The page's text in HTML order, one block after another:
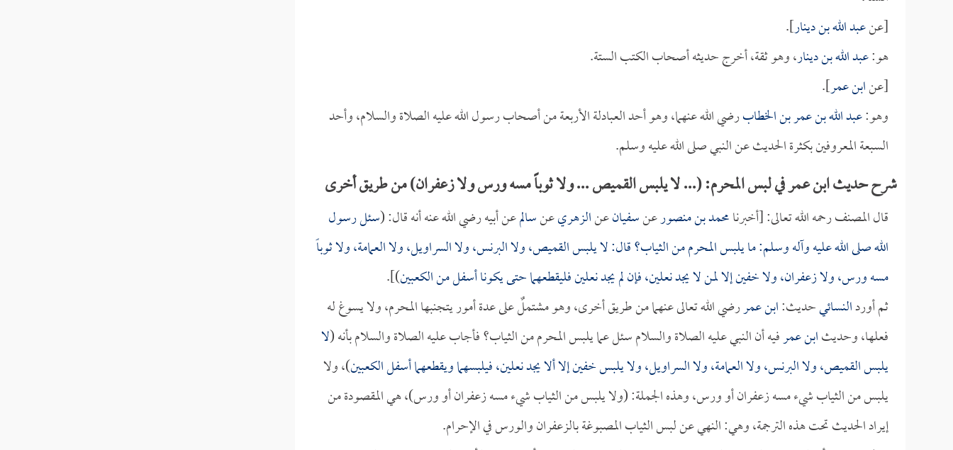
[عنعبد الله بن دينار].
هو:عبد الله بن دينار، وهو ثقة، أخرج حديثه أصحاب الكتب الستة.
[عنابن عمر].
وهو:عبد الله بن عمر بن الخطابرضي الله عنهما، وهو أحد العبادلة الأربعة من أصحاب رسول الله عليه الصلاة والسلام، وأحد
السبعة المعروفين بكثرة الحديث عن النبي صلى الله عليه وسلم.
شرح حديث ابن عمر في لبس المحرم: (... لا يلبس القميص ... ولا ثوباً مسه ورس ولا زعفران) من طريق أخرى
قال المصنف رحمه الله تعالى: [أخبرنامحمد بن منصورعنسفيانعنالزهريعنسالمعن أبيه رضي الله عنه أنه قال: (سئل رسول
الله صلى الله عليه وآله وسلم: ما يلبس المحرم من الثياب؟ قال: لا يلبس القميص، ولا البرنس، ولا السراويل، ولا العمامة، ولا ثوباً
مسه ورس، ولا زعفران، ولا خفين إلا لمن لا يجد نعلين، فإن لم يجد نعلين فليقطعهما حتى يكونا أسفل من الكعبين)].
ثم أوردالنسائيحديث:ابن عمررضي الله تعالى عنهما من طريق أخرى، وهو مشتملٌ على عدة أمور يتجنبها المحرم، ولا يسوغ له
فعلها، وحديثابن عمرفيه أن النبي عليه الصلاة والسلام سئل عما يلبس المحرم من الثياب؟ فأجاب عليه الصلاة والسلام بأنه (لا
يلبس القميص، ولا البرنس، ولا العمامة، ولا السراويل، ولا يلبس خفين إلا ألا يجد نعلين، فيلبسهما ويقطعهما أسفل الكعبين)، ولا
يلبس من الثياب شيء مسه زعفران أو ورس، وهذه الجملة: (ولا يلبس من الثياب شيء مسه زعفران أو ورس)، هي المقصودة من
إيراد الحديث تحت هذه الترجمة، وهي: النهي عن لبس الثياب المصبوغة بالزعفران والورس في الإحرام.